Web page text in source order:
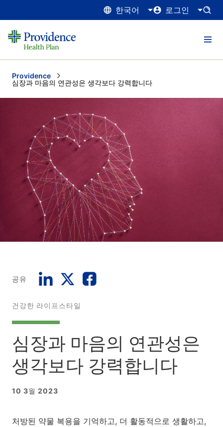
한국어 로그인
Providence
Current:
심장과 마음의 연관성은 생각보다 강력합니다
공유
건강한 라이프스타일
심장과 마음의 연관성은
생각보다 강력합니다
10 3월 2023
처방된 약물 복용을 기억하고, 더 활동적으로 생활하고,